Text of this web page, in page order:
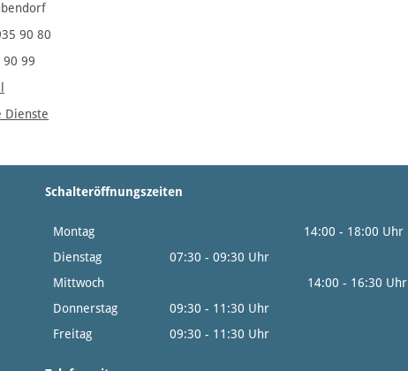
90 80
90 99
Dienste
Schalteröffnungszeiten
Montag
14:00 - 18:00 Uhr
Dienstag
07:30 - 09:30 Uhr
Mittwoch
14:00 - 16:30 Uhr
Donnerstag
09:30 - 11:30 Uhr
Freitag
09:30 - 11:30 Uhr